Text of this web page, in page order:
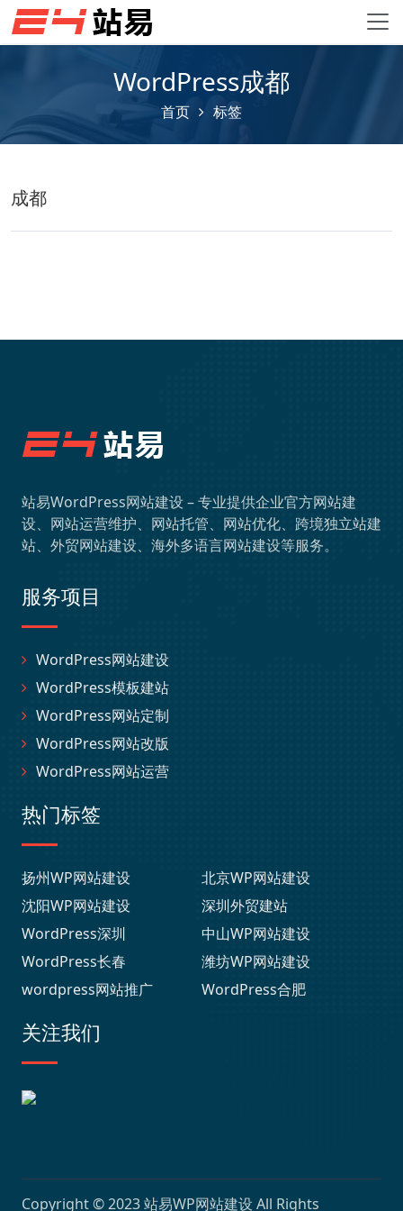
WordPress成都
首页 标签
成都
站易WordPress网站建设 – 专业提供企业官方网站建
设、网站运营维护、网站托管、网站优化、跨境独立站建
站、外贸网站建设、海外多语言网站建设等服务。
服务项目
WordPress网站建设
WordPress模板建站
WordPress网站定制
WordPress网站改版
WordPress网站运营
热门标签
扬州WP网站建设
北京WP网站建设
沈阳WP网站建设
深圳外贸建站
WordPress深圳
中山WP网站建设
WordPress长春
潍坊WP网站建设
wordpress网站推广
WordPress合肥
关注我们
Copyright © 2023站易WP网站建设 All Rights